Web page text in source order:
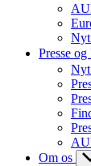
Presse
Om os